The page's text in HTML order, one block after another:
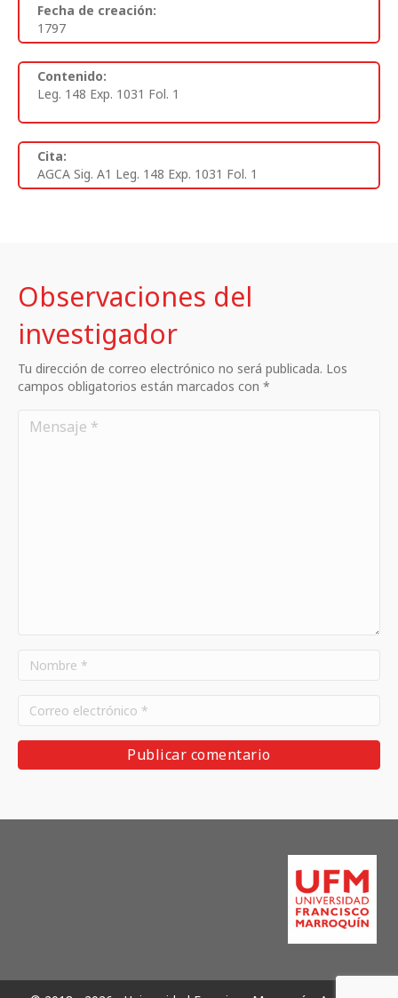
Fecha de creación:
1797
Contenido:
Leg. 148 Exp. 1031 Fol. 1
Cita:
AGCA Sig. A1 Leg. 148 Exp. 1031 Fol. 1
Observaciones del
investigador
Tu dirección de correo electrónico no será publicada. Los
campos obligatorios están marcados con *